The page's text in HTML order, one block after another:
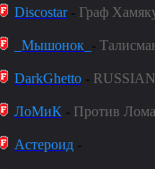
Discostar- Граф
_Мышонок_ -
DarkGhetto -
ЛоМиК - Против
Астероид -